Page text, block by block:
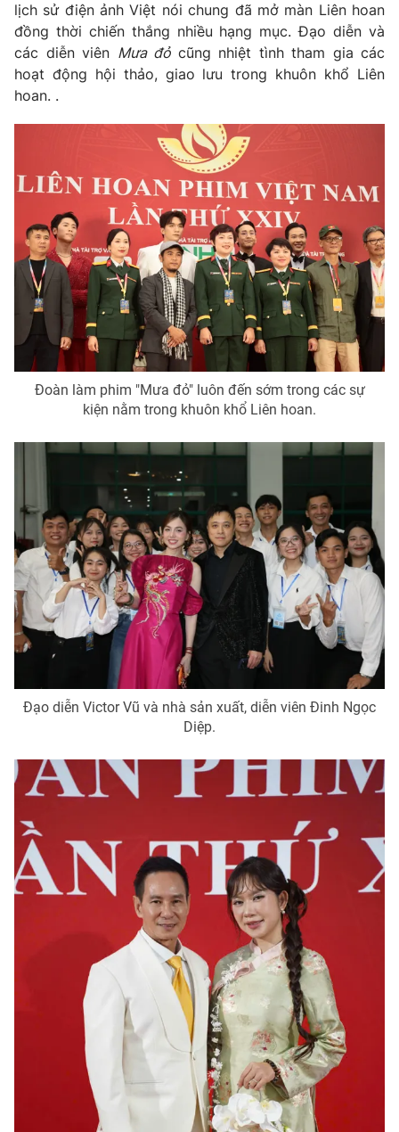
Video Shorts video
VTV Money VTV Thể thao
Thị trường 24h Tấm lòng Việt
VTV4 Vươn mình bằng AI
VTV9 VTV8
Liên hệ tòa soạn English
THỜI BÁO VTV
Theo dõi báo trên
Cơ quan chủ quản:Đài Truyền hình Việt Nam
Cơ quan báo chí:Thời báo VTV
Giấy phép hoạt động báo in và báo điện tử số 483/GP-BTTTT
cấp ngày 29/12/2023
Tổng Biên tập:
Vũ Thanh Thủy
Phó Tổng Biên tập:
Nguyễn Thị Mỹ Hạnh, Phạm Quốc Thắng,
Nguyễn Trọng Ninh
Tổng đài VTV:024.38 355 931 - 024.38 355 932
Email:toasoan@vtv.vn
Liên hệ quảng cáo:024-7300.7108
® Cấm sao chép dưới mọi hình thức nếu không có sự chấp
thuận bằng văn bản. Ghi rõ nguồn VTV.vn khi phát hành lại
thông tin từ website này.
lịch sử điện ảnh Việt nói chung đã mở màn Liên hoan
đồng thời chiến thắng nhiều hạng mục. Đạo diễn và
các diễn viên Mưa đỏ cũng nhiệt tình tham gia các
hoạt động hội thảo, giao lưu trong khuôn khổ Liên
hoan. .
Đoàn làm phim "Mưa đỏ" luôn đến sớm trong các sự
kiện nằm trong khuôn khổ Liên hoan.
Đạo diễn Victor Vũ và nhà sản xuất, diễn viên Đinh Ngọc
Diệp.